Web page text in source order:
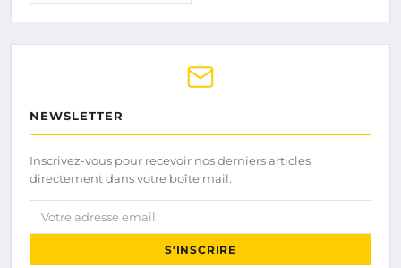
NEWSLETTER
Inscrivez-vous pour recevoir nos derniers articles
directement dans votre boîte mail.
Votre adresse email
S'INSCRIRE